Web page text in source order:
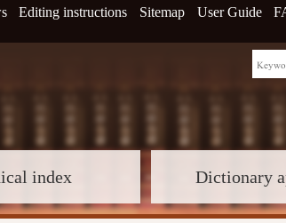
Editing instructions Sitemap User Guide
index Dictionary